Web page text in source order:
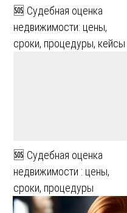
🆘 Судебная оценка
недвижимости: цены,
сроки, процедуры, кейсы
🆘 Судебная оценка
недвижимости : цены,
сроки, процедуры